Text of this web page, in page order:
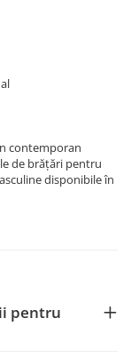
contemporan
de brățări pentru
disponibile în
pentru